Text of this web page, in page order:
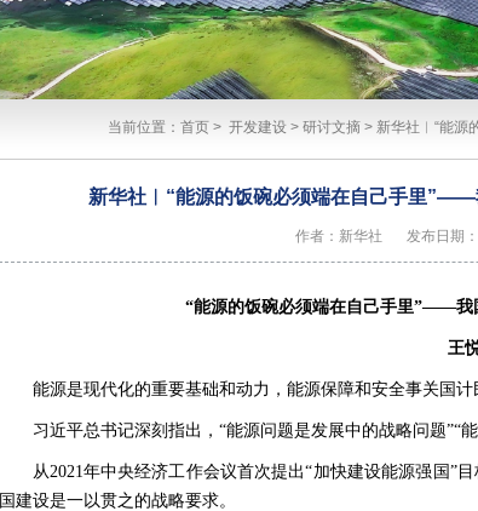
当前位置： 首页> 开发建设> 研讨文摘> 新华社︱“能
新华社︱“能源的饭碗必须端在自己手里
作者：新华社 发布日期
“能源的饭碗必须端在自己手里”——我
王
能源是现代化的重要基础和动力，能源保障和安全事关国计
习近平总书记深刻指出，“能源问题是发展中的战略问题”“
从2021年中央经济工作会议首次提出“加快建设能源强国”
国建设是一以贯之的战略要求。